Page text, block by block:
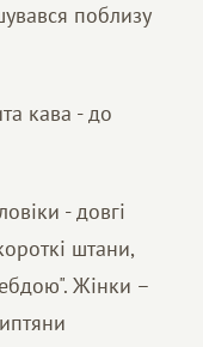
поблизу
кава - до
- довгі
штани,
Жінки –